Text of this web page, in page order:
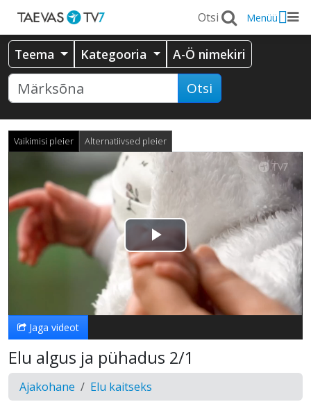
Menüü
Teema Kategooria A-Ö nimekiri
Otsi
Vaikimisi pleier Alternatiivsed pleier
Esita
video
Jaga videot
Elu algus ja pühadus 2/1
Ajakohane Elu kaitseks